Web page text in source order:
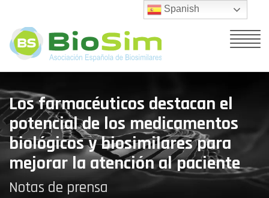
Los farmacéuticos destacan el
potencial de los medicamentos
biológicos y biosimilares para
mejorar la atención al paciente
Notas de prensa
Spanish